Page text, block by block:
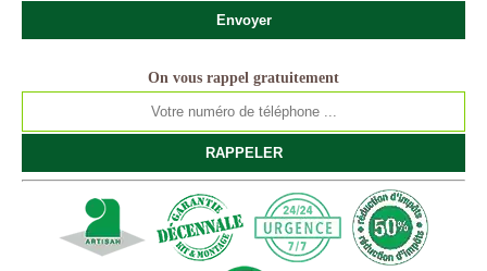
On vous rappel gratuitement